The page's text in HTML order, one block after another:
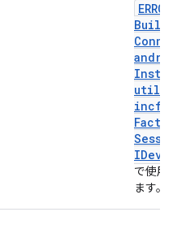
util
incfs
で使用
ます。